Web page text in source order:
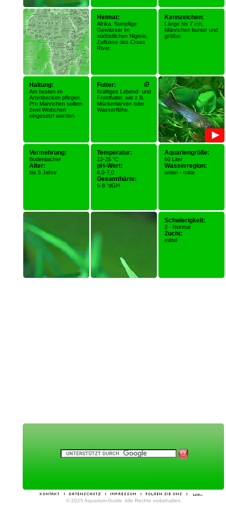
Heimat:
Afrika. Sumpfige
Gewässer im
südöstlichen Nigeria.
Zuflüsse des Cross
River.
Kennzeichen:
Länge bis 7 cm,
Männchen bunter und
größer.
Haltung:
Am besten im
Artenbecken pflegen.
Pro Männchen sollten
zwei Weibchen
eingesetzt werden.
Futter:
Kräftiges Lebend- und
Frostfutter, wie z.B.
Mückenlarven oder
Wasserflöhe.
Vermehrung:
Bodenlaicher
Alter:
bis 5 Jahre
Temperatur:
22-25 °C
pH-Wert:
6,0-7,0
Gesamthärte:
5-8 °dGH
Aquariengröße:
60 Liter
Wasserregion:
unten - mitte
Schwierigkeit:
2 - Normal
Zucht:
mittel
© 2025 Aquarium-Guide. Alle Rechte vorbehalten.